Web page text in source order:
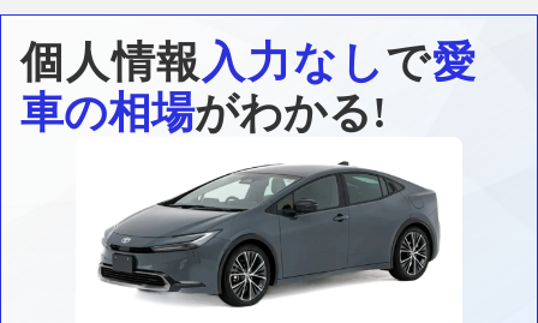
個人情報入力なしで愛
車の相場がわかる!